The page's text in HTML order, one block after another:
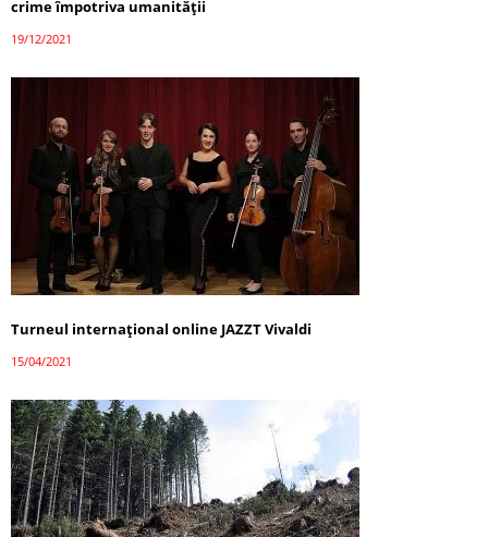
crime împotriva umanității
19/12/2021
Turneul internațional online JAZZT Vivaldi
15/04/2021